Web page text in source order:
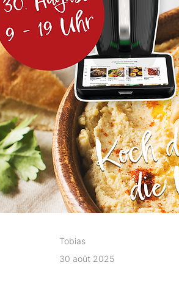
Tobias
30 août 2025